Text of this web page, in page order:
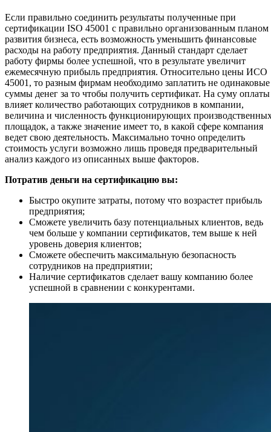
Если правильно соединить результаты полученные при
сертификации ISO 45001 с правильно организованным планом
развития бизнеса, есть возможность уменьшить финансовые
расходы на работу предприятия. Данный стандарт сделает
работу фирмы более успешной, что в результате увеличит
ежемесячную прибыль предприятия. Относительно цены ИСО
45001, то разным фирмам необходимо заплатить не одинаковые
суммы денег за то чтобы получить сертификат. На суму оплаты
влияет количество работающих сотрудников в компании,
величина и численность функционирующих
площадок, а также значение имеет то, в какой сфере компания
ведет свою деятельность. Максимально точно определить
стоимость услуги возможно лишь проведя предварительный
анализ каждого из описанных выше факторов.
Потратив деньги на сертификацию вы:
Быстро окупите затраты, потому что возрастет прибыль
предприятия;
Сможете увеличить базу потенциальных клиентов, ведь
чем больше у компании сертификатов, тем выше к ней
уровень доверия клиентов;
Сможете обеспечить максимальную безопасность
сотрудников на предприятии;
Наличие сертификатов сделает вашу компанию более
успешной в сравнении с конкурентами.